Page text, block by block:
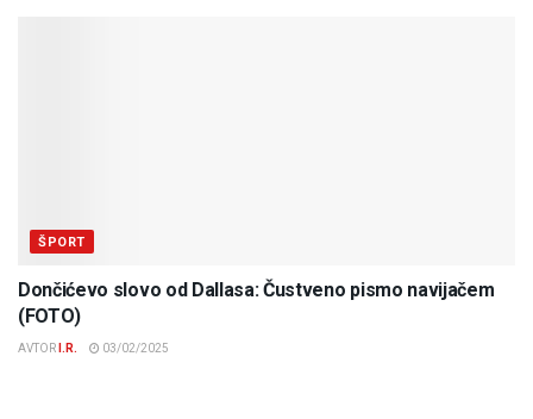
ŠPORT
Dončićevo slovo od Dallasa: Čustveno pismo navijačem
(FOTO)
AVTOR I.R. 03/02/2025